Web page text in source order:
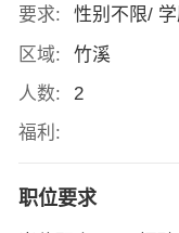
要求:
性别不限/
区域:
竹溪
人数:
2
福利:
职位要求